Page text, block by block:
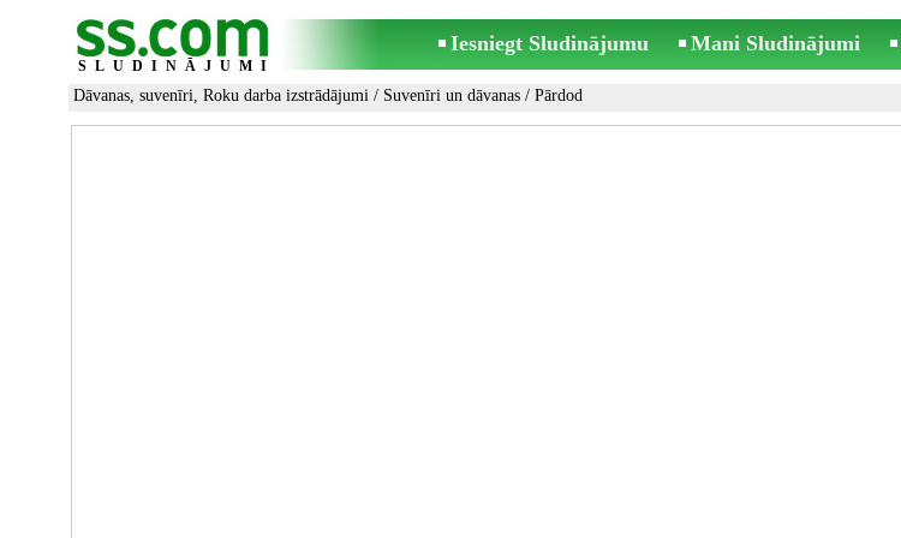
SLUDINĀJUMI
Iesniegt Sludinājumu Mani Sludinājumi
Dāvanas, suvenīri, Roku darba izstrādājumi / Suvenīri un dāvanas / Pārdod